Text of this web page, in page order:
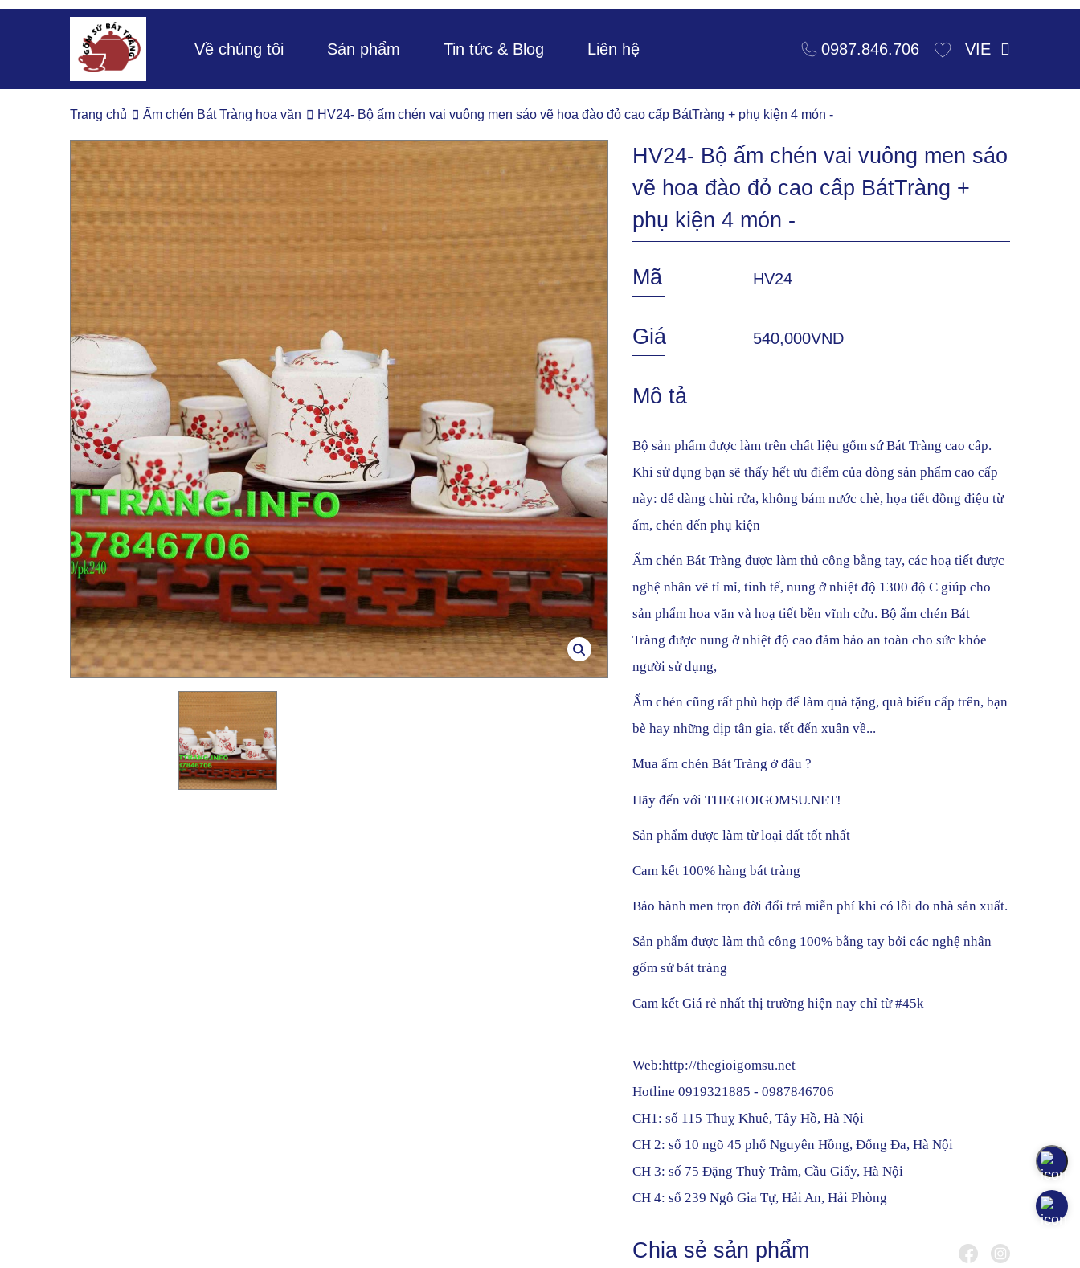
Về chúng tôi Sản phẩm Tin tức & Blog Liên hệ 0987.846.706 VIE
Trang chủ Ấm chén Bát Tràng hoa văn HV24- Bộ ấm chén vai vuông men sáo vẽ hoa đào đỏ cao cấp BátTràng + phụ kiện 4 món -
HV24- Bộ ấm chén vai vuông men sáo
vẽ hoa đào đỏ cao cấp BátTràng +
phụ kiện 4 món -
Mã HV24
Giá 540,000VND
Mô tả
Bộ sản phẩm được làm trên chất liệu gốm sứ Bát Tràng cao cấp.
Khi sử dụng bạn sẽ thấy hết ưu điểm của dòng sản phẩm cao cấp
này: dễ dàng chùi rửa, không bám nước chè, họa tiết đồng điệu từ
ấm, chén đến phụ kiện
Ấm chén Bát Tràng được làm thủ công bằng tay, các hoạ tiết được
nghệ nhân vẽ tỉ mỉ, tinh tế, nung ở nhiệt độ 1300 độ C giúp cho
sản phẩm hoa văn và hoạ tiết bền vĩnh cửu. Bộ ấm chén Bát
Tràng được nung ở nhiệt độ cao đảm bảo an toàn cho sức khỏe
người sử dụng,
Ấm chén cũng rất phù hợp để làm quà tặng, quà biếu cấp trên, bạn
bè hay những dịp tân gia, tết đến xuân về...
Mua ấm chén Bát Tràng ở đâu ?
Hãy đến với THEGIOIGOMSU.NET!
Sản phẩm được làm từ loại đất tốt nhất
Cam kết 100% hàng bát tràng
Bảo hành men trọn đời đổi trả miễn phí khi có lỗi do nhà sản xuất.
Sản phẩm được làm thủ công 100% bằng tay bởi các nghệ nhân
gốm sứ bát tràng
Cam kết Giá rẻ nhất thị trường hiện nay chỉ từ #45k
Web:http://thegioigomsu.net
Hotline 0919321885 - 0987846706
CH1: số 115 Thuỵ Khuê, Tây Hồ, Hà Nội
CH 2: số 10 ngõ 45 phố Nguyên Hồng, Đống Đa, Hà Nội
CH 3: số 75 Đặng Thuỳ Trâm, Cầu Giấy, Hà Nội
CH 4: số 239 Ngô Gia Tự, Hải An, Hải Phòng
Chia sẻ sản phẩm